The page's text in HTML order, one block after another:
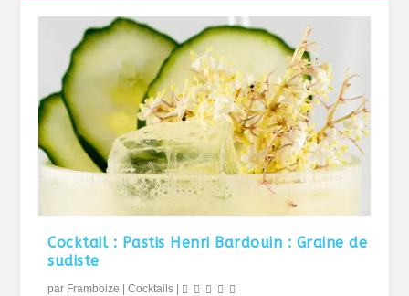
Cocktail : Pastis Henri Bardouin : Graine de
sudiste
par Framboize |Cocktails |